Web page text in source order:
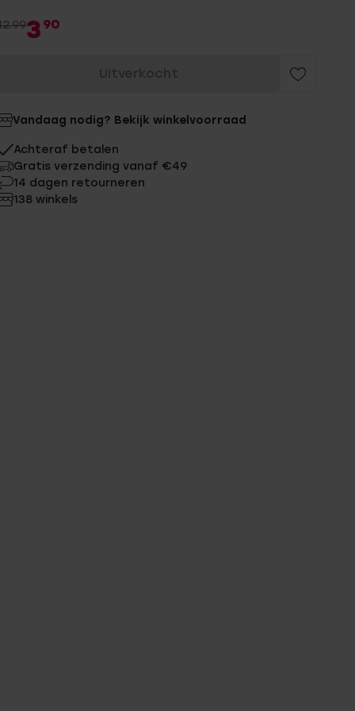
3 90
Uitverkocht
Vandaag nodig? Bekijk winkelvoorraad
Achteraf betalen
Gratis verzending vanaf €49
14 dagen retourneren
138 winkels